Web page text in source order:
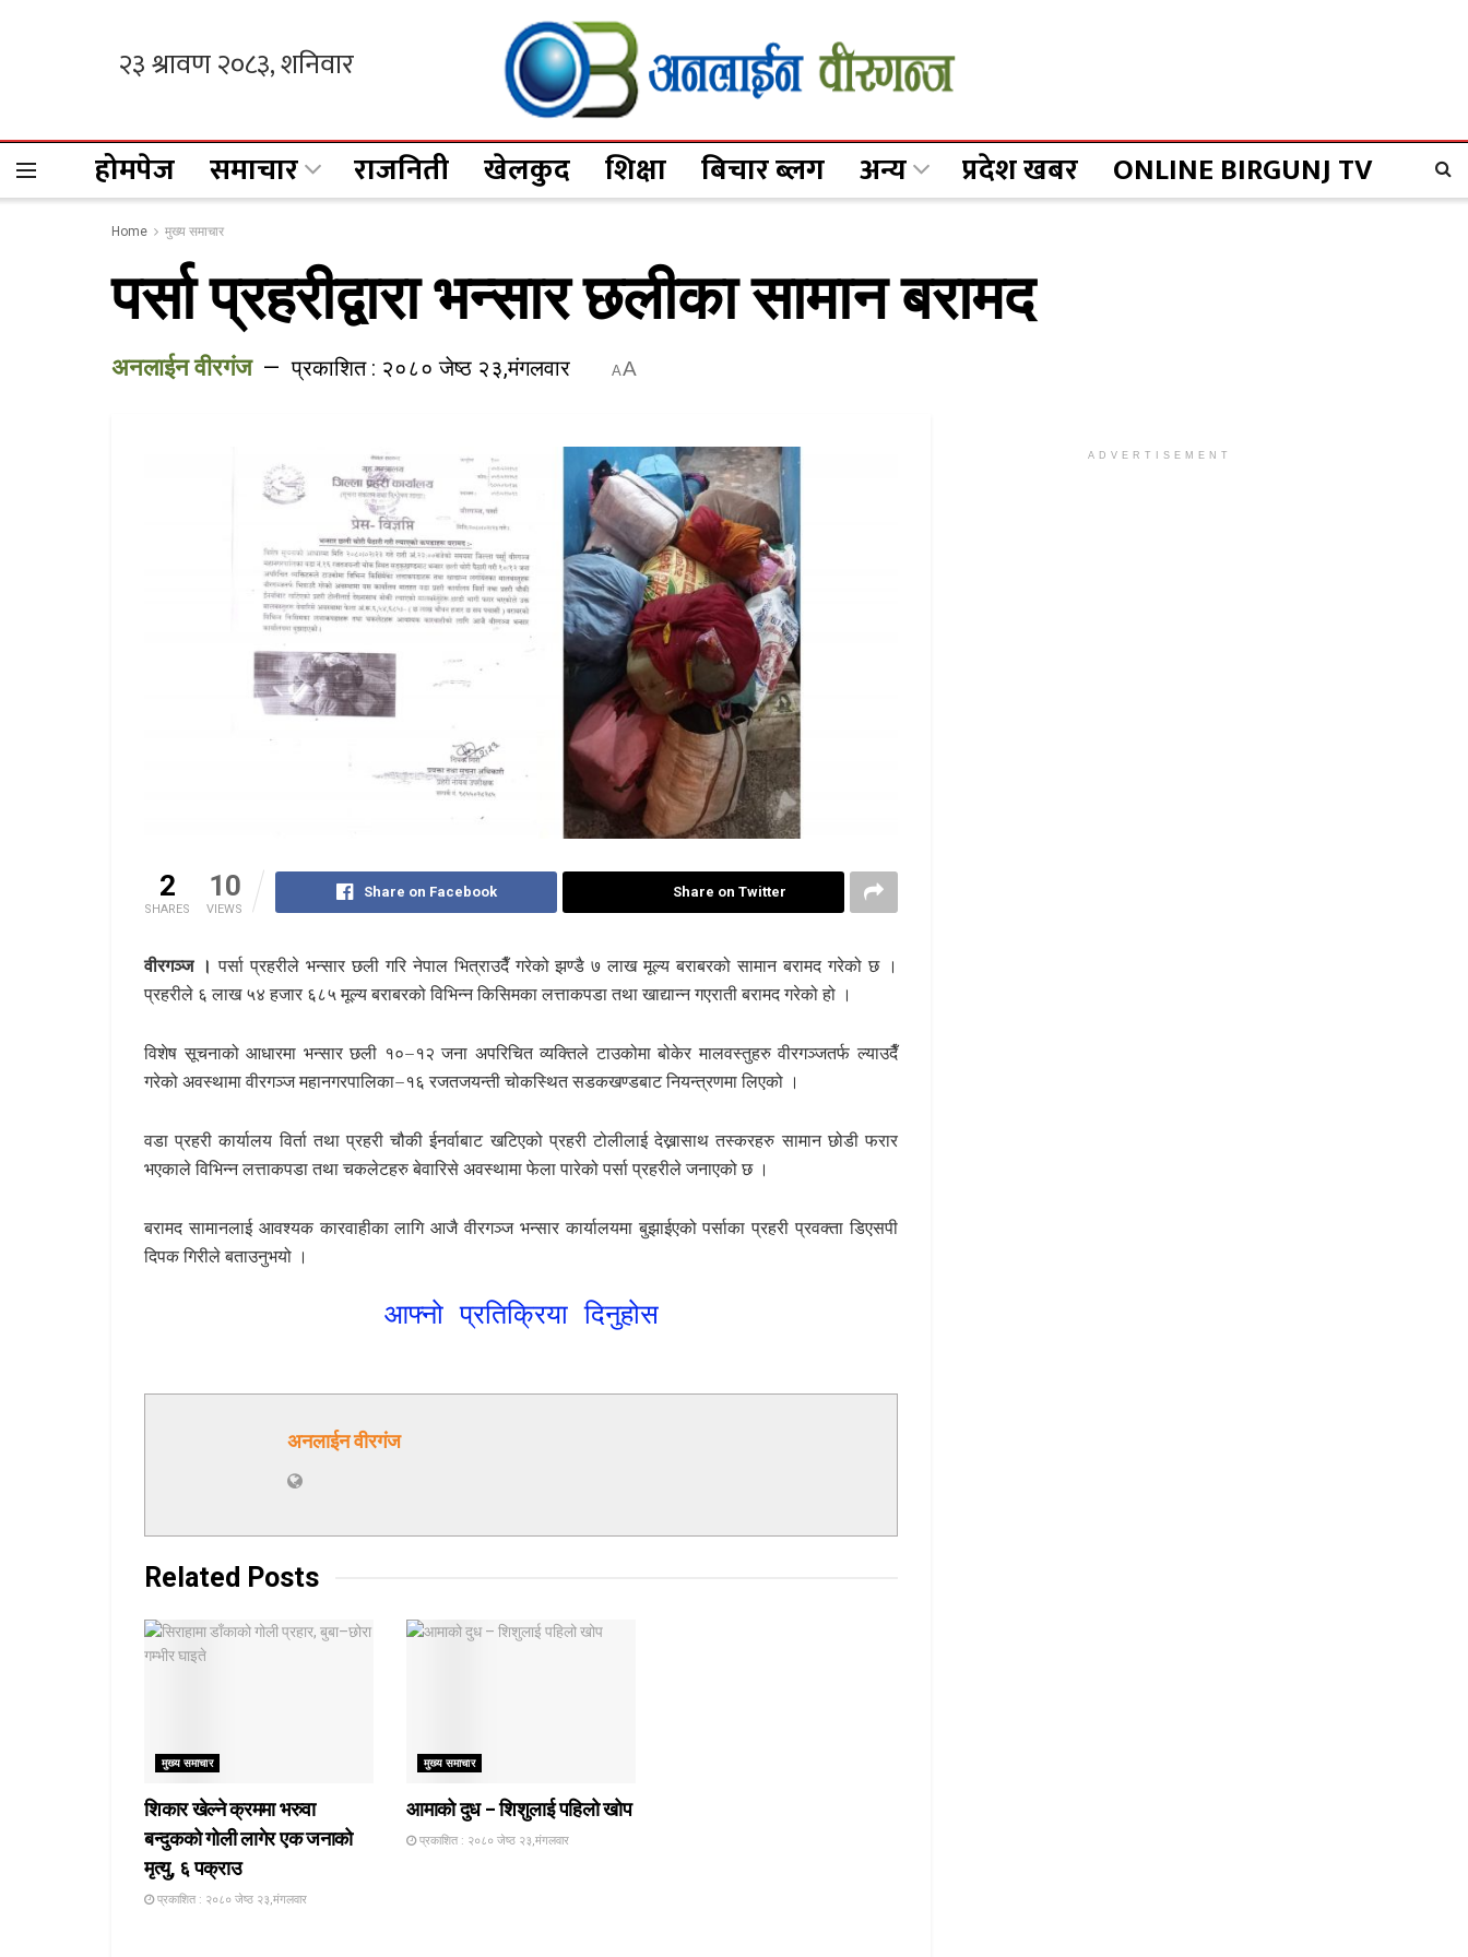
होमपेज समाचार राजनिती खेलकुद शिक्षा बिचार ब्लग अन्य प्रदेश खबर ONLINE BIRGUNJ TV
Home मुख्य समाचार
पर्सा प्रहरीद्वारा भन्सार छलीका सामान बरामद
अनलाईन वीरगंज प्रकाशित : २०८० जेष्ठ २३,मंगलवार AA
2
SHARES
10
VIEWS
Share on Facebook Share on Twitter
वीरगञ्ज । पर्सा प्रहरीले भन्सार छली गरि नेपाल भित्राउदैँ गरेको झण्डै ७ लाख मूल्य बराबरको सामान बरामद गरेको छ ।
प्रहरीले ६ लाख ५४ हजार ६८५ मूल्य बराबरको विभिन्न किसिमका लत्ताकपडा तथा खाद्यान्न गएराती बरामद गरेको हो ।
विशेष सूचनाको आधारमा भन्सार छली १०–१२ जना अपरिचित व्यक्तिले टाउकोमा बोकेर मालवस्तुहरु वीरगञ्जतर्फ ल्याउदैँ
गरेको अवस्थामा वीरगञ्ज महानगरपालिका–१६ रजतजयन्ती चोकस्थित सडकखण्डबाट नियन्त्रणमा लिएको ।
वडा प्रहरी कार्यालय विर्ता तथा प्रहरी चौकी ईनर्वाबाट खटिएको प्रहरी टोलीलाई देख्नासाथ तस्करहरु सामान छोडी फरार
भएकाले विभिन्न लत्ताकपडा तथा चकलेटहरु बेवारिसे अवस्थामा फेला पारेको पर्सा प्रहरीले जनाएको छ ।
बरामद सामानलाई आवश्यक कारवाहीका लागि आजै वीरगञ्ज भन्सार कार्यालयमा बुझाईएको पर्साका प्रहरी प्रवक्ता डिएसपी
दिपक गिरीले बताउनुभयो ।
आफ्नो प्रतिक्रिया दिनुहोस
अनलाईन वीरगंज
Related Posts
मुख्य समाचार
शिकार खेल्ने क्रममा भरुवा
बन्दुकको गोली लागेर एक जनाको
मृत्यु, ६ पक्राउ
प्रकाशित : २०८० जेष्ठ २३,मंगलवार
मुख्य समाचार
आमाको दुध – शिशुलाई पहिलो खोप
प्रकाशित : २०८० जेष्ठ २३,मंगलवार
ADVERTISEMENT